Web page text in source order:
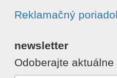
Reklamačný
newsletter
Odoberajte